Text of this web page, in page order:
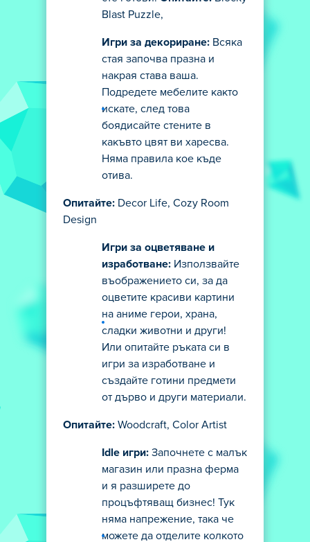
Blast Puzzle,
Игри за декориране: Всяка
стая започва празна и
накрая става ваша.
Подредете мебелите както
искате, след това
боядисайте стените в
какъвто цвят ви харесва.
Няма правила кое къде
отива.
Опитайте: Decor Life, Cozy Room
Design
Игри за оцветяване и
изработване: Използвайте
въображението си, за да
оцветите красиви картини
на аниме герои, храна,
сладки животни и други!
Или опитайте ръката си в
игри за изработване и
създайте готини предмети
от дърво и други материали.
Опитайте: Woodcraft, Color Artist
Idle игри: Започнете с малък
магазин или празна ферма
и я разширете до
процъфтяващ бизнес! Тук
няма напрежение, така че
можете да отделите колкото